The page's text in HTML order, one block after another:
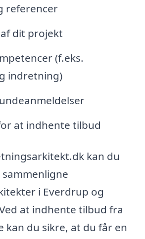
referencer
dit projekt
(f.eks.
indretning)
at indhente tilbud
kan du
i Everdrup og
at indhente tilbud fra
kan du sikre, at du får en